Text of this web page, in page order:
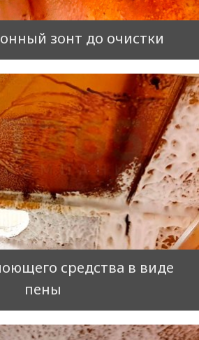
зонт до очистки
средства в виде
пены